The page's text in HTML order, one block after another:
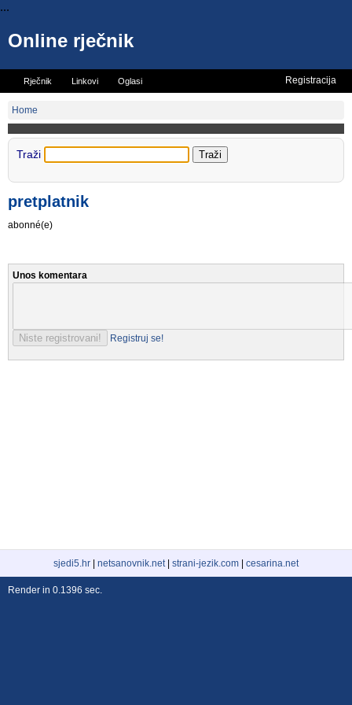
...
Online rječnik
Rječnik Linkovi Oglasi Registracija
Home
Traži
pretplatnik
abonné(e)
Unos komentara
Registruj se!
sjedi5.hr netsanovnik.net| strani-jezik.com cesarina.net
Render in 0.1396 sec.